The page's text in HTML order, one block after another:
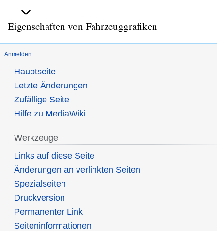
Eigenschaften von Fahrzeuggrafiken
Anmelden
Hauptseite
Letzte Änderungen
Zufällige Seite
Hilfe zu MediaWiki
Werkzeuge
Links auf diese Seite
Änderungen an verlinkten Seiten
Spezialseiten
Druckversion
Permanenter Link
Seiten­informationen